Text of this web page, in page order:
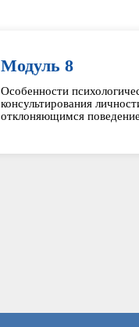
Модуль 8
Особенности
консультирования
отклоняющимся